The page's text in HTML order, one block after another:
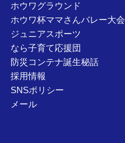
ホウワグラウンド
ホウワ杯ママさんバレー大会
ジュニアスポーツ
なら子育て応援団
防災コンテナ誕生秘話
採用情報
SNSポリシー
メール